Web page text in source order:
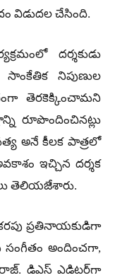
విడుదల చేసింది.
దర్శకుడు
సాంకేతిక నిపుణుల
తెరకెక్కించామని
రూపొందించినట్లు
అనే కీలక పాత్రలో
ఇచ్చిన దర్శక
తెలియజేశారు.
ప్రతినాయకుడిగా
అందించగా,
రాజ్. డిఎస్ ఎడిటర్‌గా